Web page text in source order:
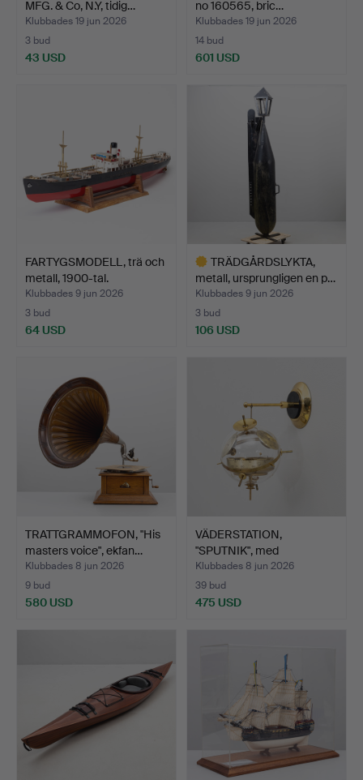
MFG. & Co, N.Y, tidig…
Klubbades 19 jun 2026
3 bud
43 USD
no 160565, bric…
Klubbades 19 jun 2026
14 bud
601 USD
FARTYGSMODELL, trä och
metall, 1900-tal.
Klubbades 9 jun 2026
3 bud
64 USD
TRÄDGÅRDSLYKTA,
metall, ursprungligen en p…
Klubbades 9 jun 2026
3 bud
106 USD
TRATTGRAMMOFON, "His
masters voice", ekfan…
Klubbades 8 jun 2026
9 bud
580 USD
VÄDERSTATION,
"SPUTNIK", med
hygdrometer, …
Klubbades 8 jun 2026
39 bud
475 USD